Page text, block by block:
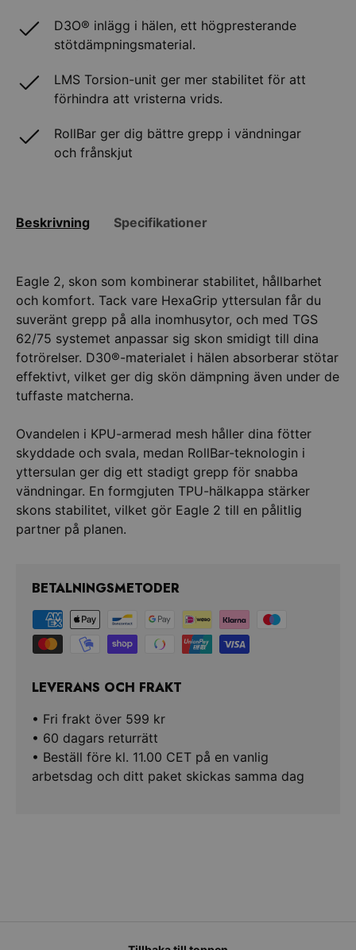
D3O® inlägg i hälen, ett högpresterande
stötdämpningsmaterial.
LMS Torsion-unit ger mer stabilitet för att
förhindra att vristerna vrids.
RollBar ger dig bättre grepp i vändningar
och frånskjut
Beskrivning Specifikationer
Eagle 2, skon som kombinerar stabilitet, hållbarhet
och komfort. Tack vare HexaGrip yttersulan får du
suveränt grepp på alla inomhusytor, och med TGS
62/75 systemet anpassar sig skon smidigt till dina
fotrörelser. D30®-materialet i hälen absorberar stötar
effektivt, vilket ger dig skön dämpning även under de
tuffaste matcherna.
Ovandelen i KPU-armerad mesh håller dina fötter
skyddade och svala, medan RollBar-teknologin i
yttersulan ger dig ett stadigt grepp för snabba
vändningar. En formgjuten TPU-hälkappa stärker
skons stabilitet, vilket gör Eagle 2 till en pålitlig
BETALNINGSMETODER
LEVERANS OCH FRAKT
• Fri frakt över 599 kr
• 60 dagars returrätt
• Beställ före kl. 11.00 CET på en vanlig
arbetsdag och ditt paket skickas samma dag